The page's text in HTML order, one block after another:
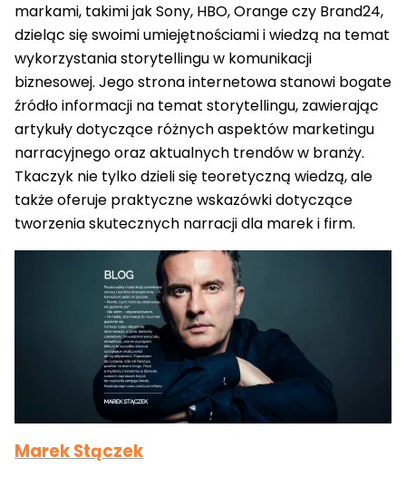
markami, takimi jak Sony, HBO, Orange czy Brand24,
dzieląc się swoimi umiejętnościami i wiedzą na temat
wykorzystania storytellingu w komunikacji
biznesowej. Jego strona internetowa stanowi bogate
źródło informacji na temat storytellingu, zawierając
artykuły dotyczące różnych aspektów marketingu
narracyjnego oraz aktualnych trendów w branży.
Tkaczyk nie tylko dzieli się teoretyczną wiedzą, ale
także oferuje praktyczne wskazówki dotyczące
tworzenia skutecznych narracji dla marek i firm.
Marek Stączek